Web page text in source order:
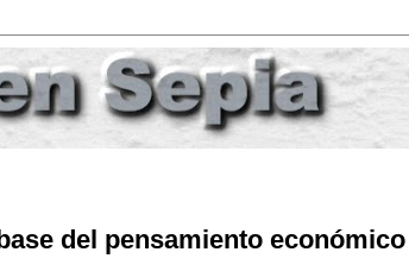
del pensamiento económico